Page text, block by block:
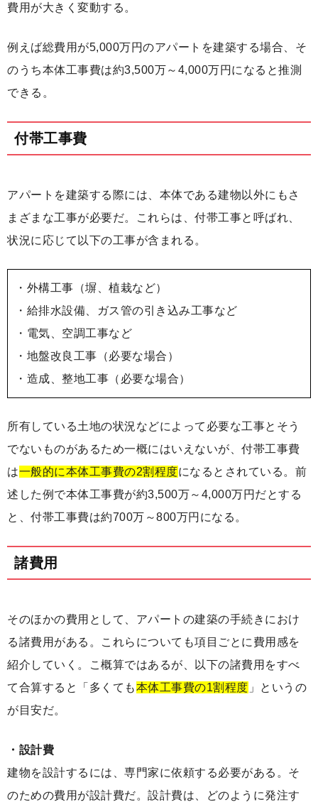
費用が大きく変動する。
例えば総費用が5,000万円のアパートを建築する場合、そ
のうち本体工事費は約3,500万～4,000万円になると推測
できる。
付帯工事費
アパートを建築する際には、本体である建物以外にもさ
まざまな工事が必要だ。これらは、付帯工事と呼ばれ、
状況に応じて以下の工事が含まれる。
・外構工事（塀、植栽など）
・給排水設備、ガス管の引き込み工事など
・電気、空調工事など
・地盤改良工事（必要な場合）
・造成、整地工事（必要な場合）
所有している土地の状況などによって必要な工事とそう
でないものがあるため一概にはいえないが、付帯工事費
は一般的に本体工事費の2割程度になるとされている。前
述した例で本体工事費が約3,500万～4,000万円だとする
と、付帯工事費は約700万～800万円になる。
諸費用
そのほかの費用として、アパートの建築の手続きにおけ
る諸費用がある。これらについても項目ごとに費用感を
紹介していく。こ概算ではあるが、以下の諸費用をすべ
て合算すると「多くても本体工事費の1割程度 」というの
が目安だ。
・設計費
建物を設計するには、専門家に依頼する必要がある。そ
のための費用が設計費だ。設計費は、どのように発注す